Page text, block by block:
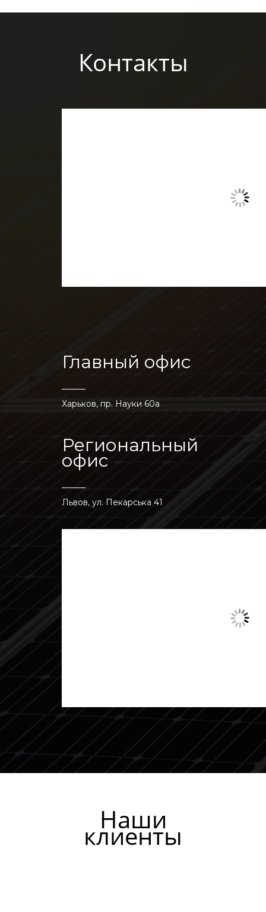
Контакты
Главный офис
Харьков, пр. Науки 60а
Региональный
офис
Львов, ул. Пекарська 41
Наши
клиенты